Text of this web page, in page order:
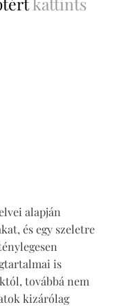
alapján
és egy szeletre
is
továbbá nem
kizárólag